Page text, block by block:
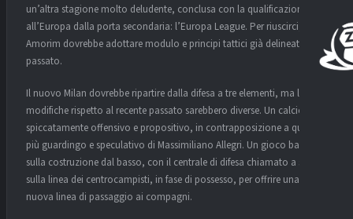
un’altra stagione molto deludente, conclusa con la qualificazione
all’Europa dalla porta secondaria: l’Europa League. Per riuscirci,
Amorim dovrebbe adottare modulo e principi tattici già delineati in
passato.
Il nuovo Milan dovrebbe ripartire dalla difesa a tre elementi, ma le
modifiche rispetto al recente passato sarebbero diverse. Un calcio più
spiccatamente offensivo e propositivo, in contrapposizione a quello
più guardingo e speculativo di Massimiliano Allegri. Un gioco basato
sulla costruzione dal basso, con il centrale di difesa chiamato a salire
sulla linea dei centrocampisti, in fase di possesso, per offrire una
nuova linea di passaggio ai compagni.